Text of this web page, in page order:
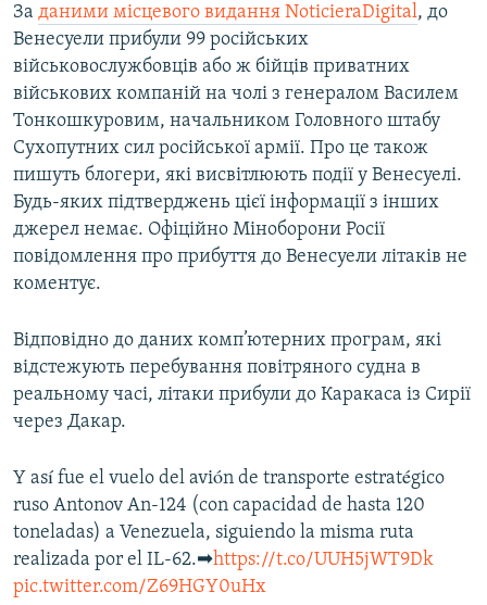
За даними місцевого видання NoticieraDigital, до
Венесуели прибули 99 російських
військовослужбовців або ж бійців приватних
військових компаній на чолі з генералом Василем
Тонкошкуровим, начальником Головного штабу
Сухопутних сил російської армії. Про це також
пишуть блогери, які висвітлюють події у Венесуелі.
Будь-яких підтверджень цієї інформації з інших
джерел немає. Офіційно Міноборони Росії
повідомлення про прибуття до Венесуели літаків не
коментує.
Відповідно до даних комп’ютерних програм, які
відстежують перебування повітряного судна в
реальному часі, літаки прибули до Каракаса із Сирії
через Дакар.
Y así fue el vuelo del avión de transporte estratégico
ruso Antonov An-124 (con capacidad de hasta 120
toneladas) a Venezuela, siguiendo la misma ruta
realizada por el IL-62.➡https://t.co/UUH5jWT9Dk
pic.twitter.com/Z69HGY0uHx